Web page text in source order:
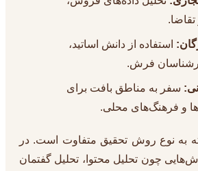
استفاده از دانش اساتید،
فرش.
سفر به مناطق بافت برای
و فرهنگ‌های محلی.
به نوع روش تحقیق متفاوت است. در
چون تحلیل محتوا، تحلیل گفتمان